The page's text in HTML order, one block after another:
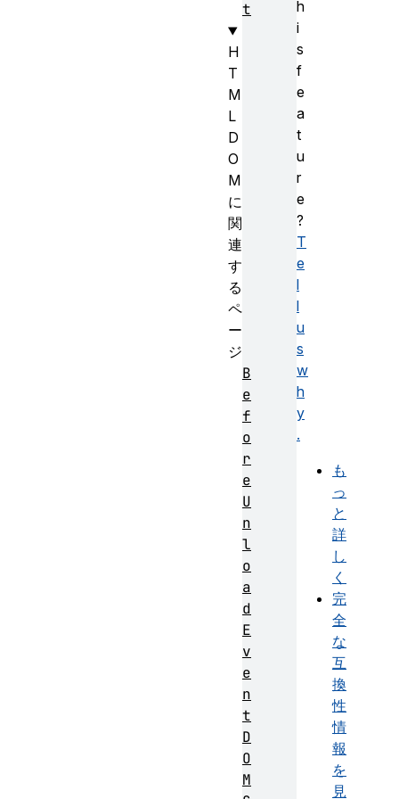
h
i
s
f
e
a
t
u
r
e
?
T
e
l
l
u
s
w
h
y
.
も
っ
と
詳
し
く
完
全
な
互
換
性
情
報
を
見
t
H
T
M
L
D
O
M
に
関
連
す
る
ペ
ー
ジ
B
e
f
o
r
e
U
n
l
o
a
d
E
v
e
n
t
D
O
M